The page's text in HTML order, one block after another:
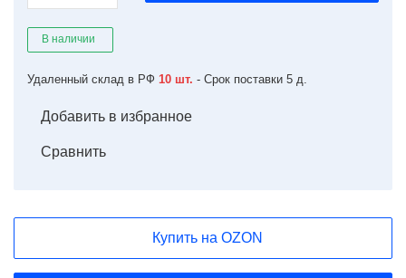
В наличии
Удаленный склад в РФ 10 шт. - Срок поставки 5 д.
Добавить в избранное
Сравнить
Купить на OZON